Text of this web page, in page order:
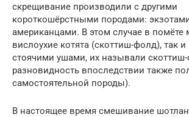
скрещивание производили с другими
короткошёрстными породами:
американцами. В этом случае в помёте
вислоухие котята (скоттиш-фолд), так
стоячими ушами, их называли скоттиш-
разновидность впоследствии также
самостоятельной породы).
В настоящее время смешивание